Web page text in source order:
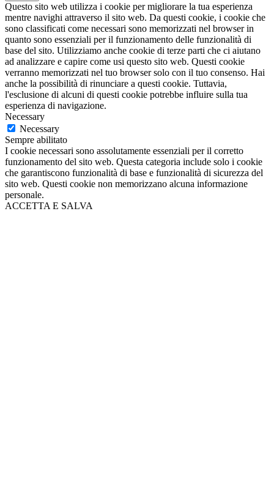
Questo sito web utilizza i cookie per migliorare la tua esperienza
mentre navighi attraverso il sito web. Da questi cookie, i cookie che
sono classificati come necessari sono memorizzati nel browser in
quanto sono essenziali per il funzionamento delle funzionalità di
base del sito. Utilizziamo anche cookie di terze parti che ci aiutano
ad analizzare e capire come usi questo sito web. Questi cookie
verranno memorizzati nel tuo browser solo con il tuo consenso. Hai
anche la possibilità di rinunciare a questi cookie. Tuttavia,
l'esclusione di alcuni di questi cookie potrebbe influire sulla tua
esperienza di navigazione.
Necessary
Necessary
Sempre abilitato
I cookie necessari sono assolutamente essenziali per il corretto
funzionamento del sito web. Questa categoria include solo i cookie
che garantiscono funzionalità di base e funzionalità di sicurezza del
sito web. Questi cookie non memorizzano alcuna informazione
personale.
ACCETTA E SALVA